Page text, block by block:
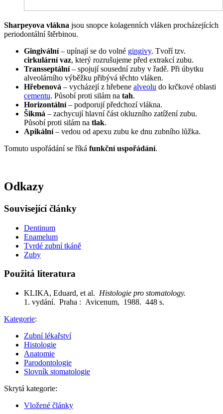
Sharpeyova vlákna jsou snopce kolagenních vláken procházejících
periodontální štěrbinou.
Gingivální– upínají se do volné gingivy. Tvoří tzv.
cirkulární vaz, který rozrušujeme před extrakcí zubu.
Transseptální– spojují sousední zuby v řadě. Při úbytku
alveolárního výběžku přibývá těchto vláken.
Hřebenová – vycházejí z hřebene alveolu do krčkové oblasti
cementu. Působí proti silám na tah.
Horizontální– podporují předchozí vlákna.
Šikmá – zachycují hlavní část okluzního zatížení zubu.
Působí proti silám na tlak.
Apikální– vedou od apexu zubu ke dnu zubního lůžka.
Tomuto uspořádání se říká funkční uspořádání.
Odkazy
Související články
Dentinum
Enamelum
Tvrdé zubní tkáně
Zuby
Použitá literatura
KLIKA, Eduard, et al. Histologie pro stomatology.
1. vydání. Praha : Avicenum, 1988. 448 s.
Kategorie:
Zubní lékařství
Histologie
Anatomie
Parodontologie
Slovník stomatologie
Skrytá kategorie:
Vložené články